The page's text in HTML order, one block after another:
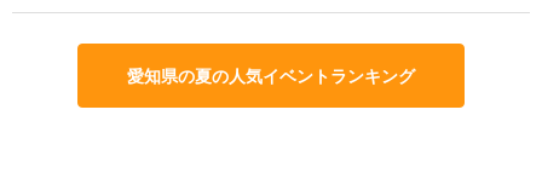
愛知県の夏の人気イベントランキング